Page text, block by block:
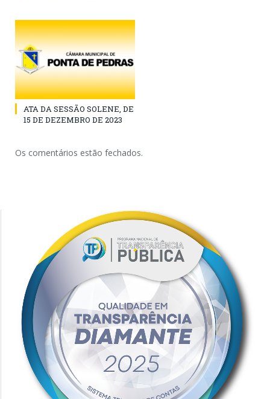
ATA DA SESSÃO SOLENE, DE
15 DE DEZEMBRO DE 2023
Os comentários estão fechados.